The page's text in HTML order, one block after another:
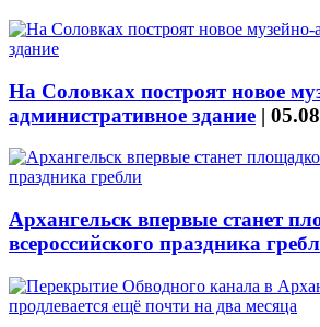
На Соловках построят новое
административное здание |
Архангельск впервые станет
всероссийского праздника